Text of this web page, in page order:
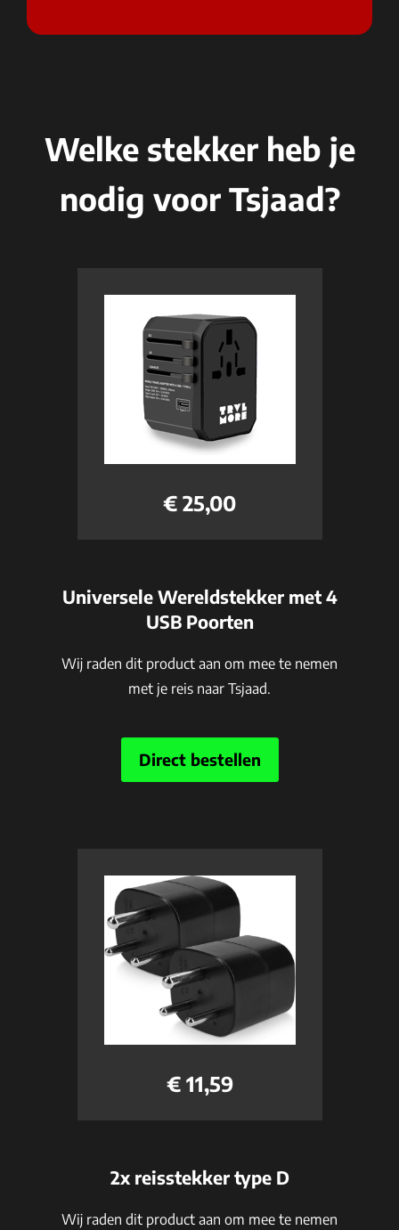
Welke stekker heb je
nodig voor Tsjaad?
€ 25,00
Universele Wereldstekker met 4
USB Poorten
Wij raden dit product aan om mee te nemen
met je reis naar Tsjaad.
Direct bestellen
€ 11,59
2x reisstekker type D
Wij raden dit product aan om mee te nemen